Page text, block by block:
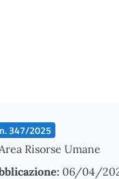
347/2025
Risorse Umane
06/04/